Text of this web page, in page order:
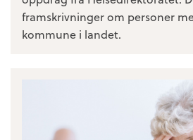
framskrivninger om personer
kommune i landet.